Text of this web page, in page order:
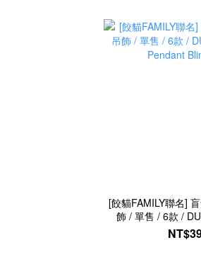
[餃貓FAMILY聯名]
飾 / 單售 / 6款 /
Pendant